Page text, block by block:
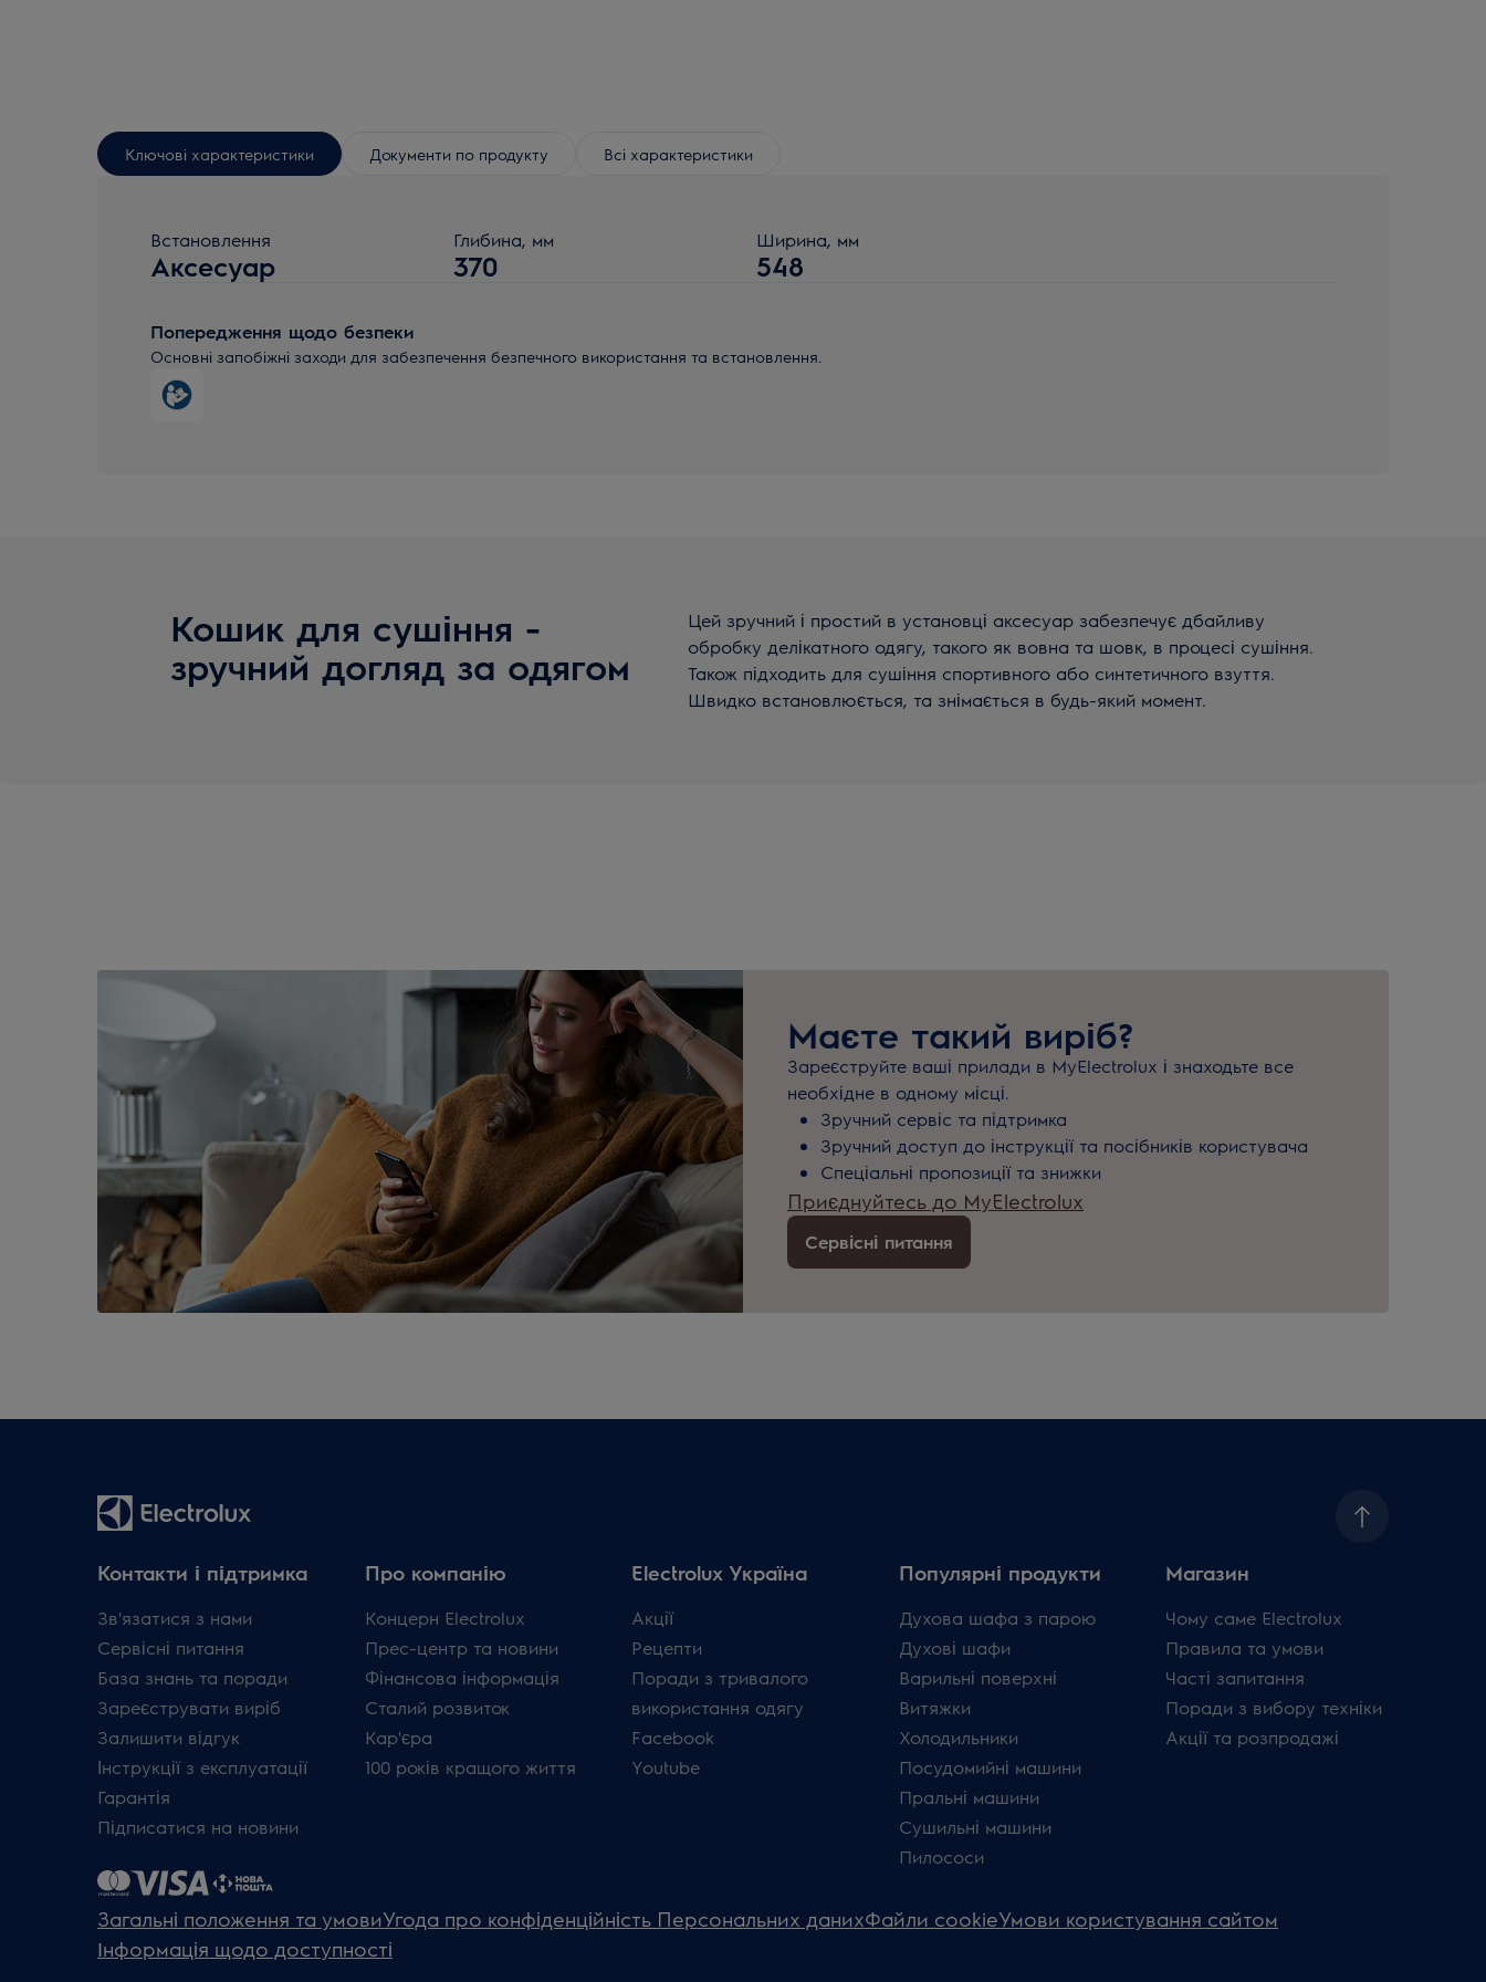
Ключові характеристики Документи по продукту Всі характеристики
Встановлення
Аксесуар
Глибина, мм
370
Ширина, мм
548
Попередження щодо безпеки
Основні запобіжні заходи для забезпечення безпечного використання та встановлення.
Кошик для сушіння -
зручний догляд за одягом
Цей зручний і простий в установці аксесуар забезпечує дбайливу
обробку делікатного одягу, такого як вовна та шовк, в процесі сушіння.
Також підходить для сушіння спортивного або синтетичного взуття.
Швидко встановлюється, та знімається в будь-який момент.
Маєте такий виріб?
Зареєструйте ваші прилади в MyElectrolux і знаходьте все
необхідне в одному місці.
Зручний сервіс та підтримка
Зручний доступ до інструкції та посібників користувача
Спеціальні пропозиції та знижки
Приєднуйтесь до MyElectrolux
Сервісні питання
Контакти і підтримка
Зв'язатися з нами
Сервісні питання
База знань та поради
Зареєструвати виріб
Залишити відгук
Інструкції з експлуатації
Гарантія
Підписатися на новини
Про компанію
Концерн Electrolux
Прес-центр та новини
Фінансова інформація
Сталий розвиток
Кар'єра
100 років кращого життя
Electrolux Україна
Акції
Рецепти
Поради з тривалого
використання одягу
Facebook
Youtube
Популярні продукти
Духова шафа з парою
Духові шафи
Варильні поверхні
Витяжки
Холодильники
Посудомийні машини
Пральні машини
Сушильні машини
Пилососи
Магазин
Чому саме Electrolux
Правила та умови
Часті запитання
Поради з вибору техніки
Акції та розпродажі
Загальні положення та умовиУгода про конфіденційність Персональних данихФайли cookieУмови користування сайтом
Інформація щодо доступності